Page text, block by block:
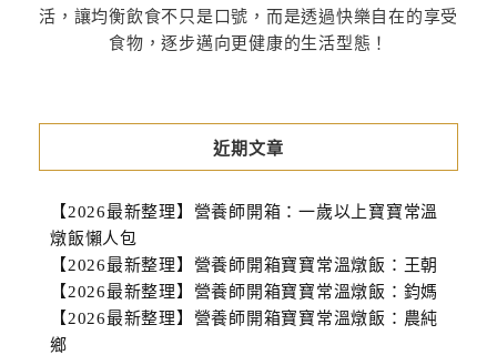
活，讓均衡飲食不只是口號，而是透過快樂自在的享受
食物，逐步邁向更健康的生活型態！
近期文章
【2026最新整理】營養師開箱：一歲以上寶寶常溫
燉飯懶人包
【2026最新整理】營養師開箱寶寶常溫燉飯：王朝
【2026最新整理】營養師開箱寶寶常溫燉飯：鈞媽
【2026最新整理】營養師開箱寶寶常溫燉飯：農純
鄉